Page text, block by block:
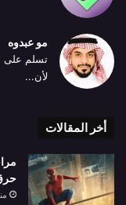
مو عبدوه
تسلم على
لأن...
أخر المقالات